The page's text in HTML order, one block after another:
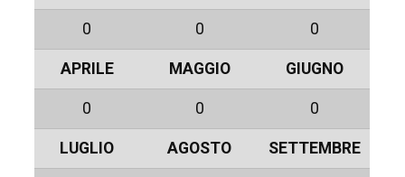
0 0 0
APRILE MAGGIO GIUGNO
0 0 0
LUGLIO AGOSTO SETTEMBRE